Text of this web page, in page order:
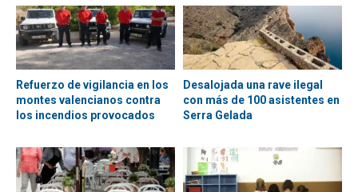
Refuerzo de vigilancia en los
montes valencianos contra
los incendios provocados
Desalojada una rave ilegal
con más de 100 asistentes en
Serra Gelada